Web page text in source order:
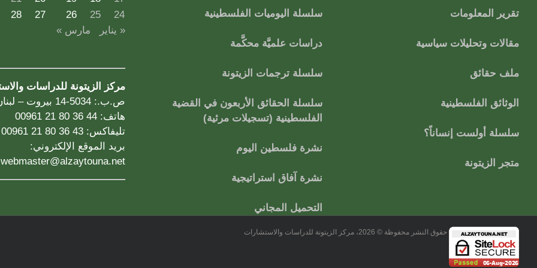
تقرير المعلومات
مقالات وتحليلات سياسية
ملف حقائق
الوثائق الفلسطينية
سلسلة أولست إنساناً؟
متجر الزيتونة
سلسلة اليوميات الفلسطينية
دراسات علميَّة محكَّمة
سلسلة ترجمات الزيتونة
سلسلة الحقائق الأربعون في القضية
الفلسطينية (تسجيلات مرئية)
نشرة فلسطين اليوم
نشرة آفاق استراتيجية
التحميل المجاني
24
25
26
27
28
« يناير
مارس »
مركز الزيتونة للدراسات
ص.ب.: 5034-14 بيروت – لبنان
هاتف: 44 36 80 21 00961
تليفاكس: 43 36 80 21 00961
بريد الموقع الإلكتروني:
webmaster@alzaytouna.net
حقوق النشر محفوظة © 2026، مركز الزيتونة للدراسات والاستشارات